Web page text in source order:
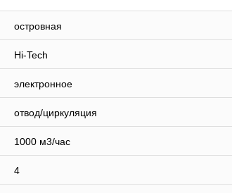
островная
Hi-Tech
электронное
отвод/циркуляция
1000 м3/час
4